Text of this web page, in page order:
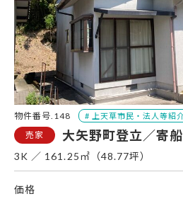
物件番号.148
大矢野町登立／寄船
3K 161.25㎡（48.77坪）